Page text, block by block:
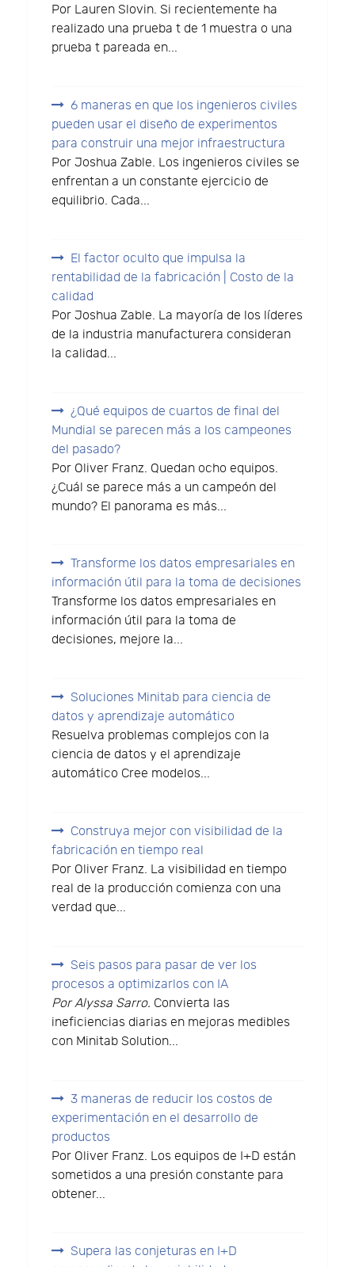
Por Lauren Slovin. Si recientemente ha
realizado una prueba t de 1 muestra o una
prueba t pareada en...
6 maneras en que los ingenieros civiles
pueden usar el diseño de experimentos
para construir una mejor infraestructura
Por Joshua Zable. Los ingenieros civiles se
enfrentan a un constante ejercicio de
equilibrio. Cada...
El factor oculto que impulsa la
rentabilidad de la fabricación | Costo de la
calidad
Por Joshua Zable. La mayoría de los líderes
de la industria manufacturera consideran
la calidad...
¿Qué equipos de cuartos de final del
Mundial se parecen más a los campeones
del pasado?
Por Oliver Franz. Quedan ocho equipos.
¿Cuál se parece más a un campeón del
mundo? El panorama es más...
Transforme los datos empresariales en
información útil para la toma de decisiones
Transforme los datos empresariales en
información útil para la toma de
decisiones, mejore la...
Soluciones Minitab para ciencia de
datos y aprendizaje automático
Resuelva problemas complejos con la
ciencia de datos y el aprendizaje
automático Cree modelos...
Construya mejor con visibilidad de la
fabricación en tiempo real
Por Oliver Franz. La visibilidad en tiempo
real de la producción comienza con una
verdad que...
Seis pasos para pasar de ver los
procesos a optimizarlos con IA
Por Alyssa Sarro. Convierta las
ineficiencias diarias en mejoras medibles
con Minitab Solution...
3 maneras de reducir los costos de
experimentación en el desarrollo de
productos
Por Oliver Franz. Los equipos de I+D están
sometidos a una presión constante para
obtener...
Supera las conjeturas en I+D